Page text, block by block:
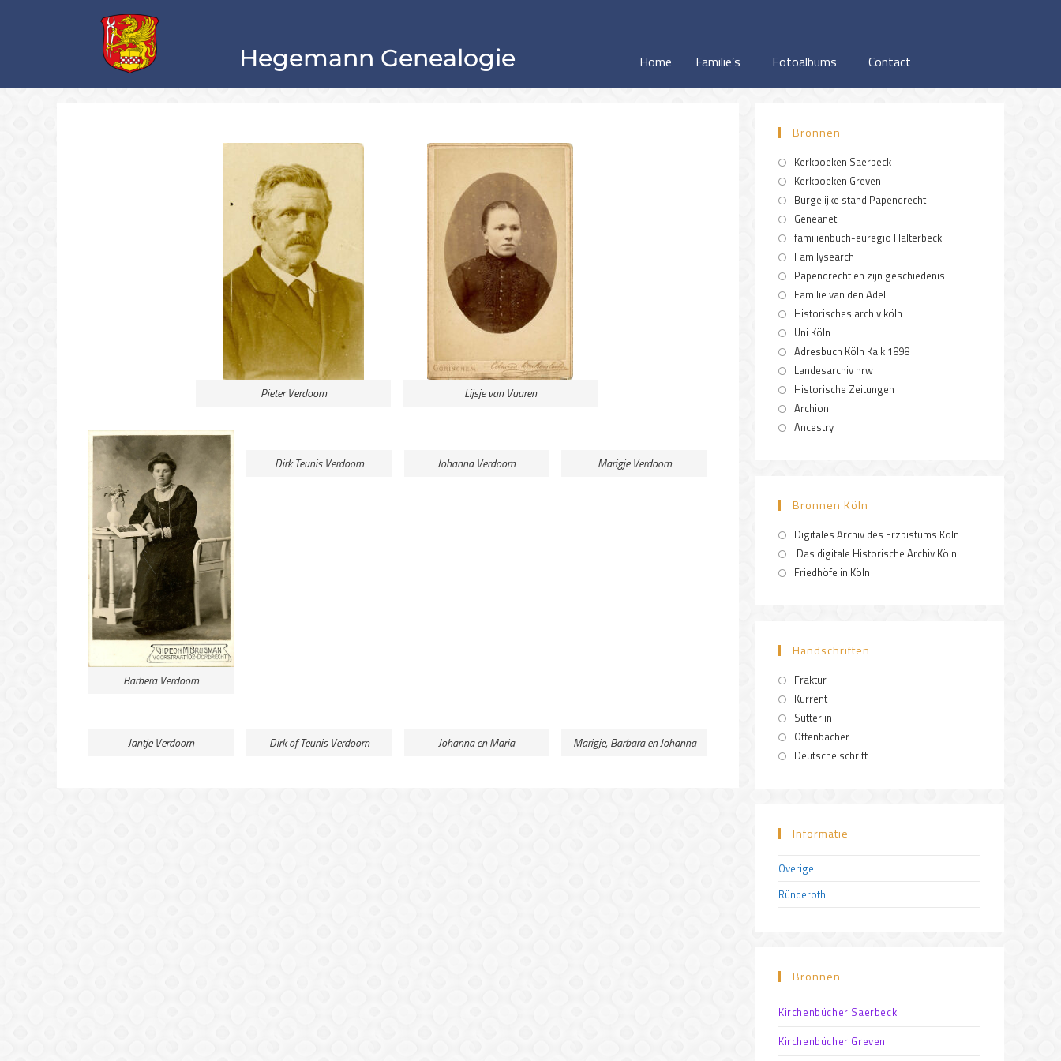
Hegemann Genealogie Home Familie’s Fotoalbums Contact
Pieter Verdoorn Lijsje van Vuuren
Barbera Verdoorn
Dirk Teunis Verdoorn Johanna Verdoorn Marigje Verdoorn
Jantje Verdoorn Dirk of Teunis Verdoorn Johanna en Maria Marigje, Barbara en Johanna
Bronnen
Kerkboeken Saerbeck
Kerkboeken Greven
Burgelijke stand Papendrecht
Geneanet
familienbuch-euregio Halterbeck
Familysearch
Papendrecht en zijn geschiedenis
Familie van den Adel
Historisches archiv köln
Uni Köln
Adresbuch Köln Kalk 1898
Landesarchiv nrw
Historische Zeitungen
Archion
Ancestry
Bronnen Köln
Digitales Archiv des Erzbistums Köln
Das digitale Historische Archiv Köln
Friedhöfe in Köln
Handschriften
Fraktur
Kurrent
Sütterlin
Offenbacher
Deutsche schrift
Informatie
Overige
Ründeroth
Bronnen
Kirchenbücher Saerbeck
Kirchenbücher Greven